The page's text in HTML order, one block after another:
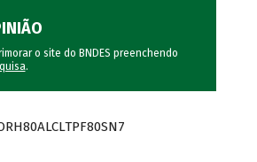
o site do BNDES preenchendo
.